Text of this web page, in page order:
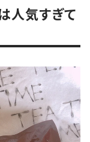
人気すぎて